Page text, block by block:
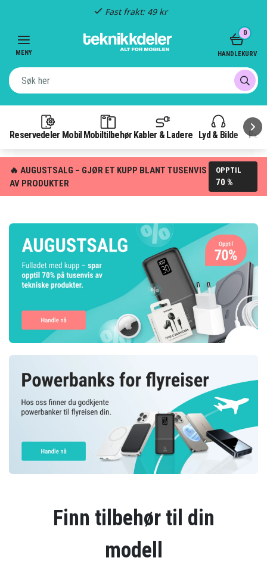
Fast frakt: 49 kr
MENY
Reservedeler Mobil Mobiltilbehør Kabler & Ladere Lyd & Bilde
0
HANDLEKURV
🔥 AUGUSTSALG – GJØR ET KUPP BLANT TUSENVIS
AV PRODUKTER
OPPTIL
70 %
Finn tilbehør til din
modell